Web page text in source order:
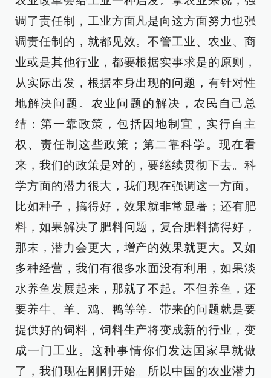
调了责任制，工业方面凡是向这方面努力也强
调责任制的，就都见效。不管工业、农业、商
业或是其他行业，都要根据实事求是的原则，
从实际出发，根据本身出现的问题，有针对性
地解决问题。农业问题的解决，农民自己总
结：第一靠政策，包括因地制宜，实行自主
权、责任制这些政策；第二靠科学。现在看
来，我们的政策是对的，要继续贯彻下去。科
学方面的潜力很大，我们现在强调这一方面。
比如种子，搞得好，效果就非常显著；还有肥
料，如果解决了肥料问题，复合肥料搞得好，
那末，潜力会更大，增产的效果就更大。又如
多种经营，我们有很多水面没有利用，如果淡
水养鱼发展起来，那就了不起。不但养鱼，还
要养牛、羊、鸡、鸭等等。带来的问题就是要
提供好的饲料，饲料生产将变成新的行业，变
成一门工业。这种事情你们发达国家早就做
了，我们现在刚刚开始。所以中国的农业潜力